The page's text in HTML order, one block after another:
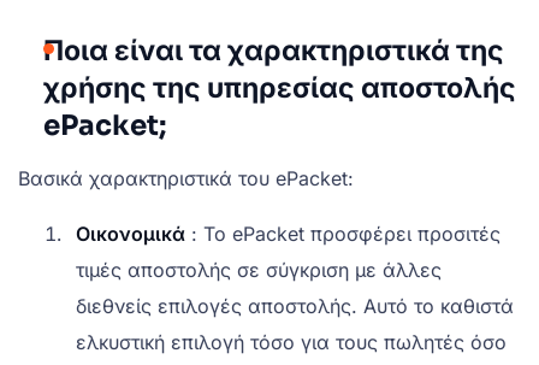
Ποια είναι τα χαρακτηριστικά της
χρήσης της υπηρεσίας αποστολής
ePacket;
Βασικά χαρακτηριστικά του ePacket:
Οικονομικά : Το ePacket προσφέρει προσιτές
τιμές αποστολής σε σύγκριση με άλλες
διεθνείς επιλογές αποστολής. Αυτό το καθιστά
ελκυστική επιλογή τόσο για τους πωλητές όσο